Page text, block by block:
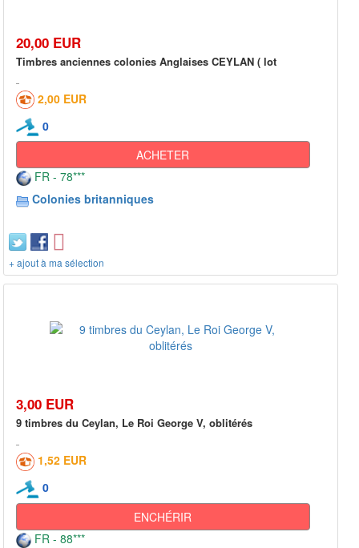
20,00 EUR
Timbres anciennes colonies Anglaises CEYLAN ( lot
2,00 EUR
0
ACHETER
FR - 78***
Colonies britanniques
+ ajout à ma sélection
3,00 EUR
9 timbres du Ceylan, Le Roi George V, oblitérés
1,52 EUR
0
ENCHÉRIR
FR - 88***